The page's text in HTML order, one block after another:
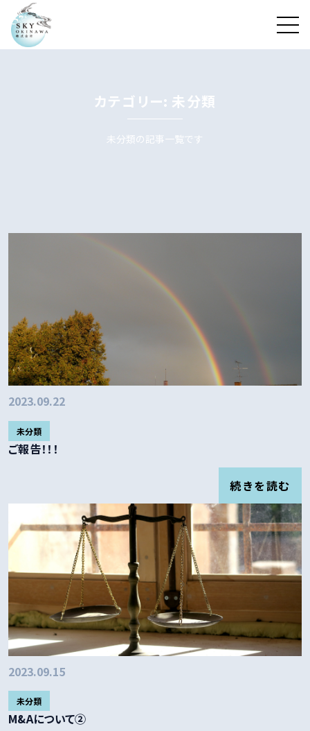
カテゴリー: 未分類
未分類の記事一覧です
2023.09.22
未分類
ご報告！！！
続きを読む
2023.09.15
未分類
M&Aについて②